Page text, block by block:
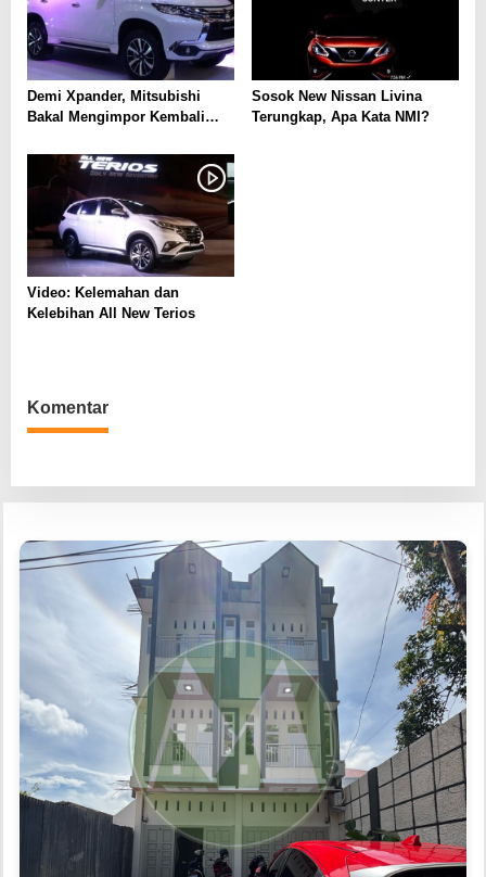
Demi Xpander, Mitsubishi
Bakal Mengimpor Kembali
Sosok New Nissan Livina
Terungkap, Apa Kata NMI?
Video: Kelemahan dan
Kelebihan All New Terios
Komentar